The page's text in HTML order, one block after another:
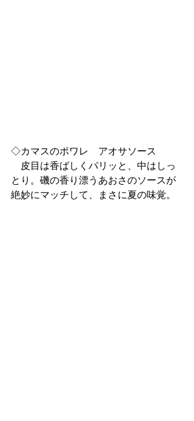
◇カマスのポワレ　アオサソース
皮目は香ばしくパリッと、中はしっ
とり。磯の香り漂うあおさのソースが
絶妙にマッチして、まさに夏の味覚。